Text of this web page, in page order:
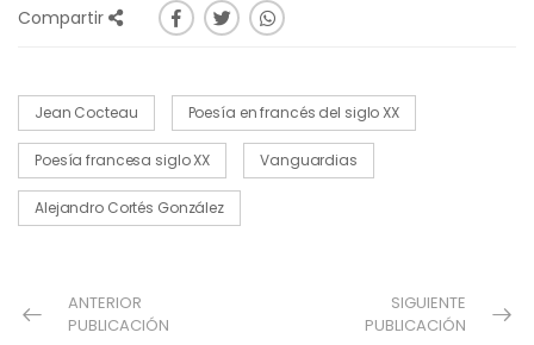
Compartir
Jean Cocteau Poesía en francés del siglo XX
Poesía francesa siglo XX Vanguardias
Alejandro Cortés González
ANTERIOR
PUBLICACIÓN
SIGUIENTE
PUBLICACIÓN